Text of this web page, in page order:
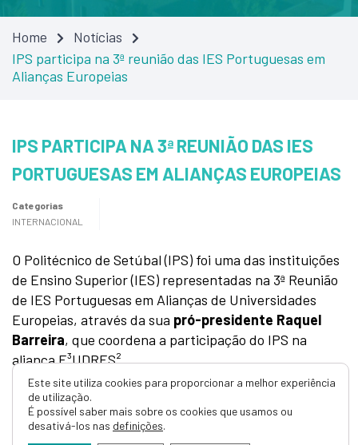
Home
Notícias
IPS participa na 3ª reunião das IES Portuguesas em
Alianças Europeias
IPS PARTICIPA NA 3ª REUNIÃO DAS IES
PORTUGUESAS EM ALIANÇAS EUROPEIAS
Categorias
INTERNACIONAL
O Politécnico de Setúbal (IPS) foi uma das instituições
de Ensino Superior (IES) representadas na 3ª Reunião
de IES Portuguesas em Alianças de Universidades
Europeias, através da sua pró-presidente Raquel
Barreira, que coordena a participação do IPS na
aliança E³UDRES².
O encontro, que decorreu no Politécnico do Cávado e
do Ave (IPCA), no último dia 28 de fevereiro, reuniu 37
representantes de universidades e politécnicos,
Este site utiliza cookies para proporcionar a melhor experiência
de utilização.
É possível saber mais sobre os cookies que usamos ou
desativá-los nas definições.